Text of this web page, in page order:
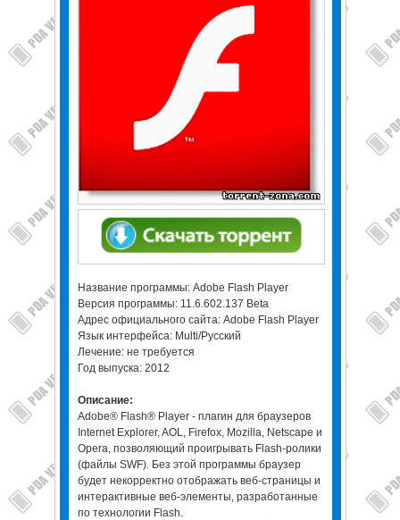
Название программы: Adobe Flash Player
Версия программы: 11.6.602.137 Beta
Адрес официального сайта: Adobe Flash Player
Язык интерфейса: Multi/Русский
Лечение: не требуется
Год выпуска: 2012
Описание:
Adobe® Flash® Player - плагин для браузеров
Internet Explorer, AOL, Firefox, Mozilla, Netscape и
Opera, позволяющий проигрывать Flash-ролики
(файлы SWF). Без этой программы браузер
будет некорректно отображать веб-страницы и
интерактивные веб-элементы, разработанные
по технологии Flash.